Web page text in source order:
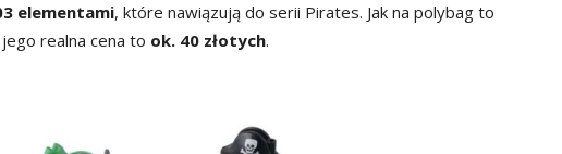
elementami, które nawiązują do serii Pirates. Jak na polybag to
realna cena to ok. 40 złotych.